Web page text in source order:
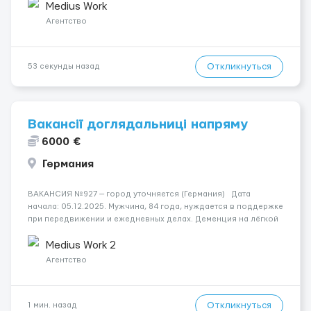
составляет 1600 €. Мобильность пациента: Мобільний на
візку (повніс...
Medius Work
Агентство
53 секунды назад Откликнуться
Вакансії доглядальниці напряму
6000 €
Германия
ВАКАНСИЯ №927 — город уточняется (Германия) Дата
начала: 05.12.2025. Мужчина, 84 года, нуждается в поддержке
при передвижении и ежедневных делах. Деменция на лёгкой
Требуется женщина со знанием немецкого на ср...
Medius Work 2
Агентство
1 мин. назад Откликнуться